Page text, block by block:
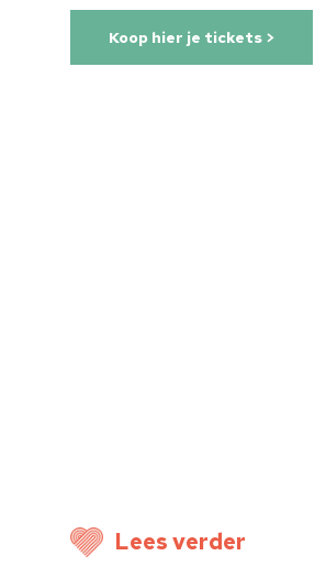
Koop hier je tickets >
Lees verder